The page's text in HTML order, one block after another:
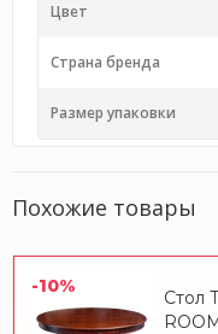
Цвет
Страна бренда
Размер упаковки
Похожие товары
-10%
Стол